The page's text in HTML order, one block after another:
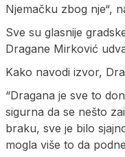
Njemačku zbog nje“,
Sve su glasnije
Dragane Mirković
Kako navodi izvor,
“Dragana je sve to
sigurna da se nešto
braku, sve je bilo
mogla više to da